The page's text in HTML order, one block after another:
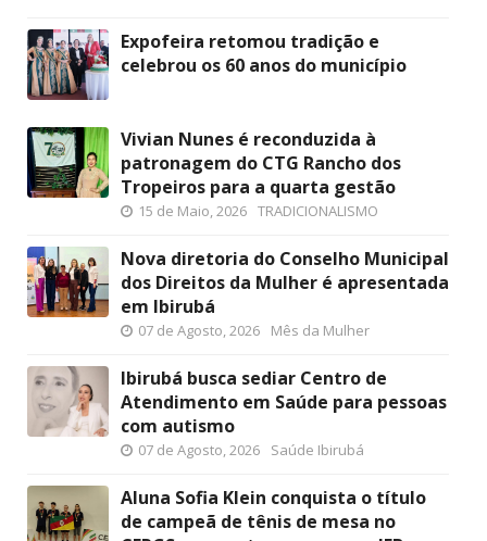
Expofeira retomou tradição e
celebrou os 60 anos do município
Vivian Nunes é reconduzida à
patronagem do CTG Rancho dos
Tropeiros para a quarta gestão
15 de Maio, 2026 TRADICIONALISMO
Nova diretoria do Conselho Municipal
dos Direitos da Mulher é apresentada
em Ibirubá
07 de Agosto, 2026 Mês da Mulher
Ibirubá busca sediar Centro de
Atendimento em Saúde para pessoas
com autismo
07 de Agosto, 2026 Saúde Ibirubá
Aluna Sofia Klein conquista o título
de campeã de tênis de mesa no